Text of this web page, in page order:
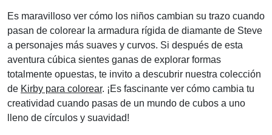
Es maravilloso ver cómo los niños cambian su trazo cuando
pasan de colorear la armadura rígida de diamante de Steve
a personajes más suaves y curvos. Si después de esta
aventura cúbica sientes ganas de explorar formas
totalmente opuestas, te invito a descubrir nuestra colección
de Kirby para colorear. ¡Es fascinante ver cómo cambia tu
creatividad cuando pasas de un mundo de cubos a uno
lleno de círculos y suavidad!